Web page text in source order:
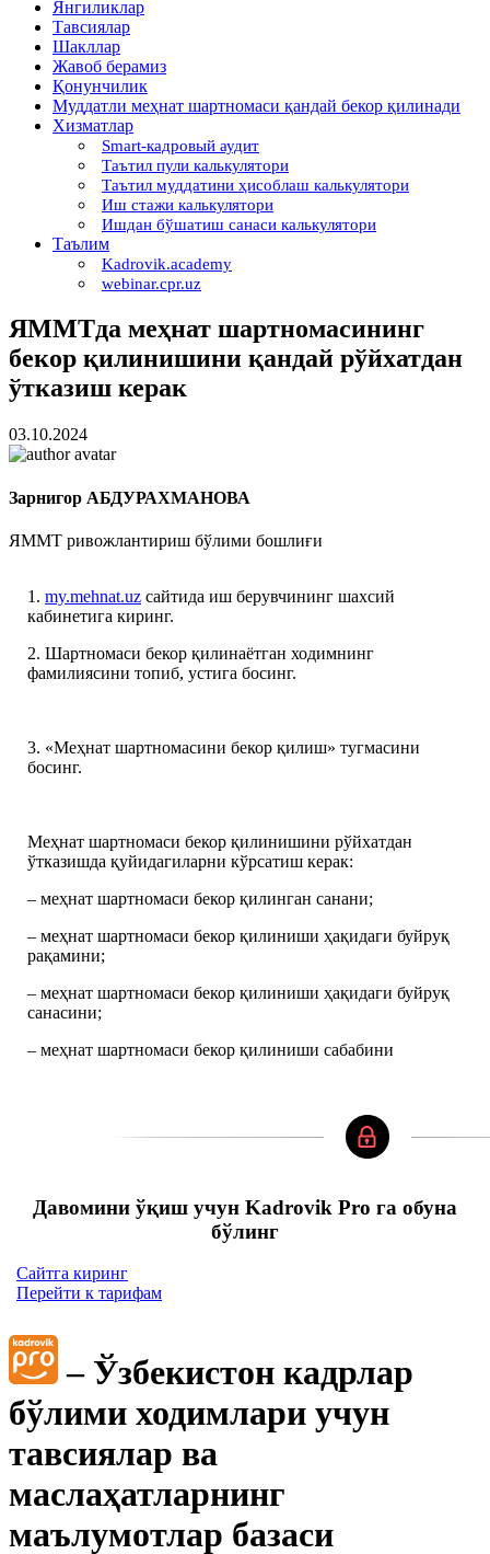
Янгиликлар
Тавсиялар
Шакллар
Жавоб берамиз
Қонунчилик
Муддатли меҳнат шартномаси қандай бекор қилинади
Хизматлар
Smart-кадровый аудит
Таътил пули калькулятори
Таътил муддатини ҳисоблаш калькулятори
Иш стажи калькулятори
Ишдан бўшатиш санаси калькулятори
Таълим
Kadrovik.academy
webinar.cpr.uz
ЯММТда меҳнат шартномасининг
бекор қилинишини қандай рўйхатдан
ўтказиш керак
03.10.2024
Зарнигор АБДУРАХМАНОВА
ЯММТ ривожлантириш бўлими бошлиғи
1. my.mehnat.uz сайтида иш берувчининг шахсий
кабинетига киринг.
2. Шартномаси бекор қилинаётган ходимнинг
фамилиясини топиб, устига босинг.
3. «Меҳнат шартномасини бекор қилиш» тугмасини
босинг.
Меҳнат шартномаси бекор қилинишини рўйхатдан
ўтказишда қуйидагиларни кўрсатиш керак:
– меҳнат шартномаси бекор қилинган санани;
– меҳнат шартномаси бекор қилиниши ҳақидаги буйруқ
рақамини;
– меҳнат шартномаси бекор қилиниши ҳақидаги буйруқ
санасини;
– меҳнат шартномаси бекор қилиниши сабабини
Давомини ўқиш учун Kadrovik Pro га обуна
бўлинг
Сайтга киринг
Перейти к тарифам
– Ўзбекистон кадрлар
бўлими ходимлари учун
тавсиялар ва
маслаҳатларнинг
маълумотлар базаси